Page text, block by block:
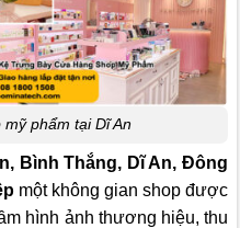
phẩm tại Dĩ An
Bình Thắng, Dĩ An, Đông
một không gian shop được
hình ảnh thương hiệu, thu